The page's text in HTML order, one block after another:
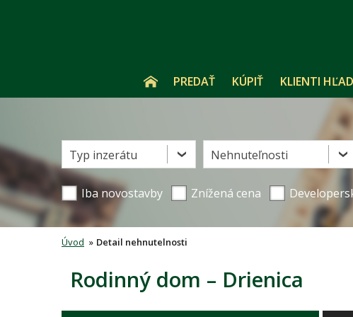
PREDAŤ KÚPIŤ KLIENTI
Typ inzerátu Nehnuteľnosti
Iba novostavby Znížená cena
Úvod » Detail nehnutelnosti
Rodinný dom – Drienica